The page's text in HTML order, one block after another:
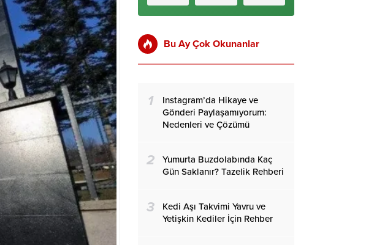
Bu Ay Çok Okunanlar
1
Instagram’da Hikaye ve
Gönderi Paylaşamıyorum:
Nedenleri ve Çözümü
2
Yumurta Buzdolabında Kaç
Gün Saklanır? Tazelik Rehberi
3
Kedi Aşı Takvimi Yavru ve
Yetişkin Kediler İçin Rehber